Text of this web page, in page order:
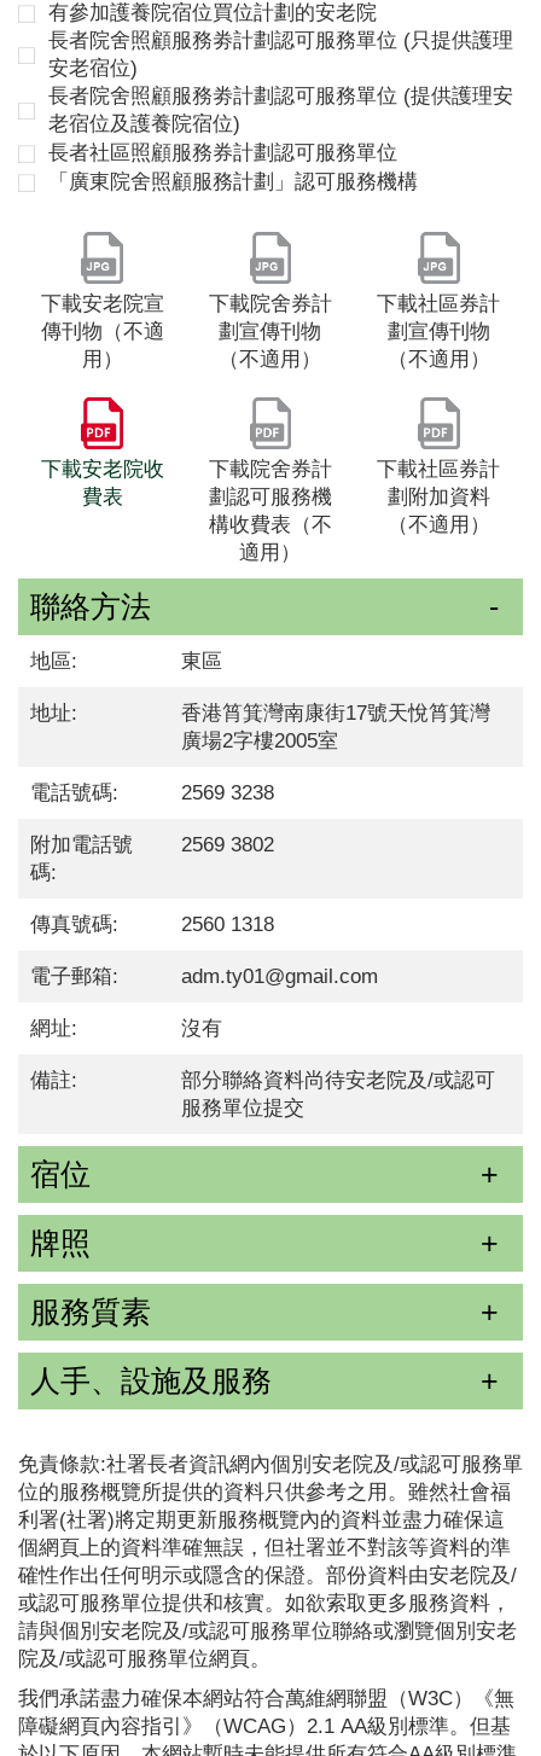
有參加護養院宿位買位計劃的安老院
長者院舍照顧服務劵計劃認可服務單位 (只提供護理
安老宿位)
長者院舍照顧服務劵計劃認可服務單位 (提供護理安
老宿位及護養院宿位)
長者社區照顧服務券計劃認可服務單位
「廣東院舍照顧服務計劃」認可服務機構
下載安老院宣
傳刊物（不適
用）
下載院舍券計
劃宣傳刊物
（不適用）
下載社區券計
劃宣傳刊物
（不適用）
下載安老院收
費表
下載院舍券計
劃認可服務機
構收費表（不
適用）
下載社區券計
劃附加資料
（不適用）
聯絡方法
地區: 東區
地址:
香港筲箕灣南康街17號天悅筲箕灣
廣場2字樓2005室
電話號碼: 2569 3238
附加電話號
碼:
2569 3802
傳真號碼: 2560 1318
電子郵箱: adm.ty01@gmail.com
網址: 沒有
備註:
部分聯絡資料尚待安老院及/或認可
服務單位提交
宿位
牌照
服務質素
人手、設施及服務
免責條款:社署長者資訊網內個別安老院及/或認可服務單
位的服務概覽所提供的資料只供參考之用。雖然社會福
利署(社署)將定期更新服務概覽內的資料並盡力確保這
個網頁上的資料準確無誤，但社署並不對該等資料的準
確性作出任何明示或隱含的保證。部份資料由安老院及/
或認可服務單位提供和核實。如欲索取更多服務資料，
請與個別安老院及/或認可服務單位聯絡或瀏覽個別安老
院及/或認可服務單位網頁。
我們承諾盡力確保本網站符合萬維網聯盟（W3C）《無
障礙網頁內容指引》（WCAG）2.1 AA級別標準。但基